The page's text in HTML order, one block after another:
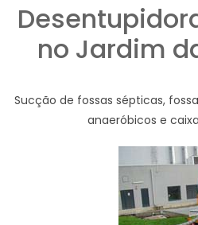
no Jardim
Sucção de fossas sépticas,
anaeróbicos e